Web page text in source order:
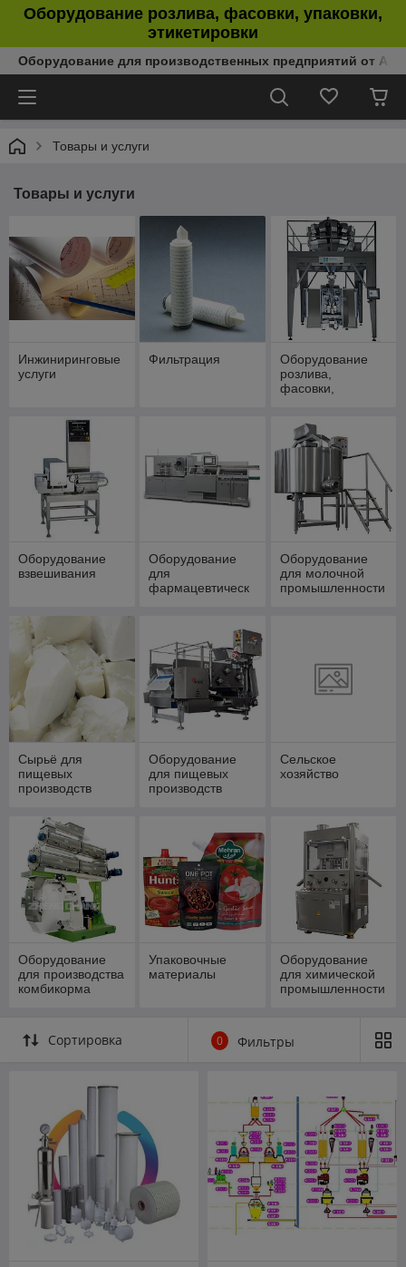
Оборудование розлива, фасовки, упаковки,
этикетировки
Оборудование для производственных предприятий от
Товары и услуги
Товары и услуги
Инжиниринговые
услуги
Фильтрация
Оборудование
розлива,
фасовки,
Оборудование
взвешивания
Оборудование
для
фармацевтическ
Оборудование
для молочной
промышленности
Сырьё для
пищевых
производств
Оборудование
для пищевых
производств
Сельское
хозяйство
Оборудование
для производства
комбикорма
Упаковочные
материалы
Оборудование
для химической
промышленности
Сортировка 0 Фильтры